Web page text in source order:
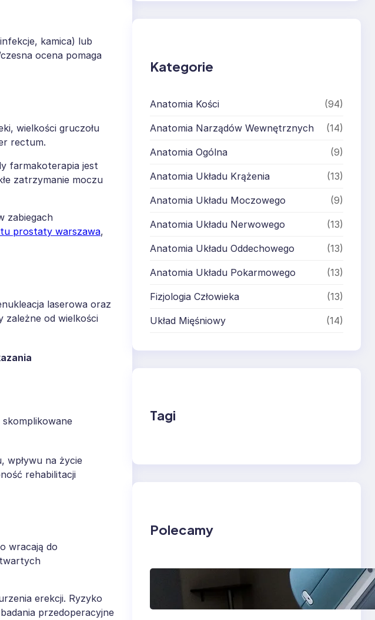
kamica) lub
ocena pomaga
wielkości gruczołu
rectum.
farmakoterapia jest
zatrzymanie moczu
zabiegach
prostaty warszawa,
laserowa oraz
od wielkości
skomplikowane
wpływu na życie
rehabilitacji
wracają do
erekcji. Ryzyko
przedoperacyjne
Kategorie
Anatomia Kości (94)
Anatomia Narządów Wewnętrznych (14)
Anatomia Ogólna (9)
Anatomia Układu Krążenia (13)
Anatomia Układu Moczowego (9)
Anatomia Układu Nerwowego (13)
Anatomia Układu Oddechowego (13)
Anatomia Układu Pokarmowego (13)
Fizjologia Człowieka (13)
Układ Mięśniowy (14)
Tagi
Polecamy
magnetyczny w
Lesznie i Zielonej